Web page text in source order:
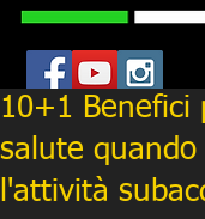
10+1 Benefici
salute quando
l'attività